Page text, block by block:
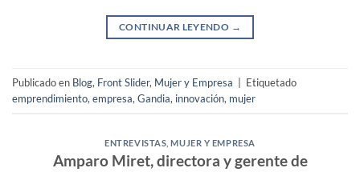
CONTINUAR LEYENDO →
Publicado en Blog, Front Slider, Mujer y Empresa
Etiquetado
emprendimiento, empresa, Gandia, innovación, mujer
ENTREVISTAS ,MUJER Y EMPRESA
Amparo Miret, directora y gerente de